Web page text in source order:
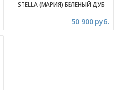
STELLA (МАРИЯ) БЕЛЕНЫЙ ДУБ
50 900 руб.